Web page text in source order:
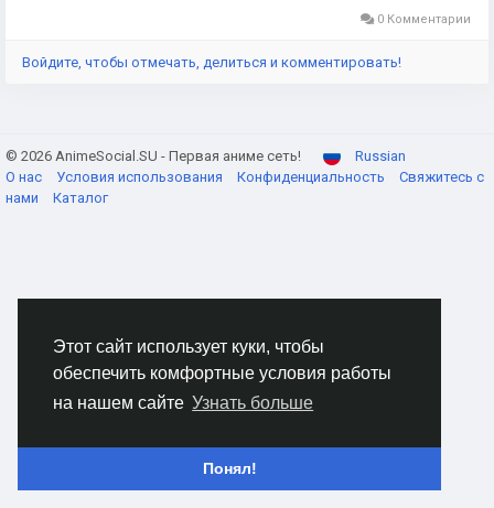
Этот сайт использует куки, чтобы
обеспечить комфортные условия работы
на нашем сайте Узнать больше
Понял!
0 Комментарии
Войдите, чтобы отмечать, делиться и комментировать!
© 2026 AnimeSocial.SU - Первая аниме сеть!
Russian
О нас
Условия использования Конфиденциальность
Свяжитесь с
нами
Каталог